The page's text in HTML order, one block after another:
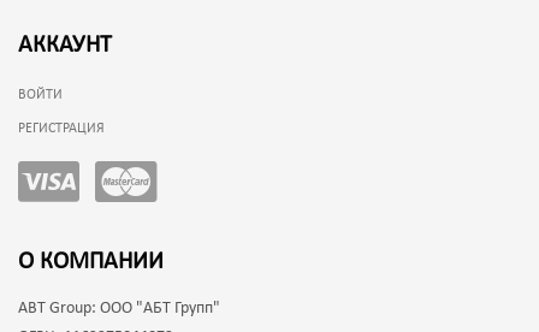
АККАУНТ
ВОЙТИ
РЕГИСТРАЦИЯ
О КОМПАНИИ
ABT Group: ООО "АБТ Групп"